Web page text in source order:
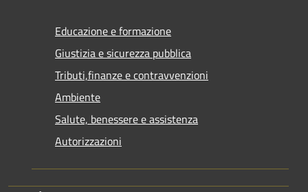
Educazione e formazione
Giustizia e sicurezza pubblica
Tributi,finanze e contravvenzioni
Ambiente
Salute, benessere e assistenza
Autorizzazioni